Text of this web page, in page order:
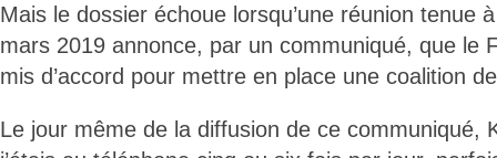
Mais le dossier échoue lorsqu’une réunion tenue
mars 2019 annonce, par un communiqué, que le
mis d’accord pour mettre en place une coalition
Le jour même de la diffusion de ce communiqué,